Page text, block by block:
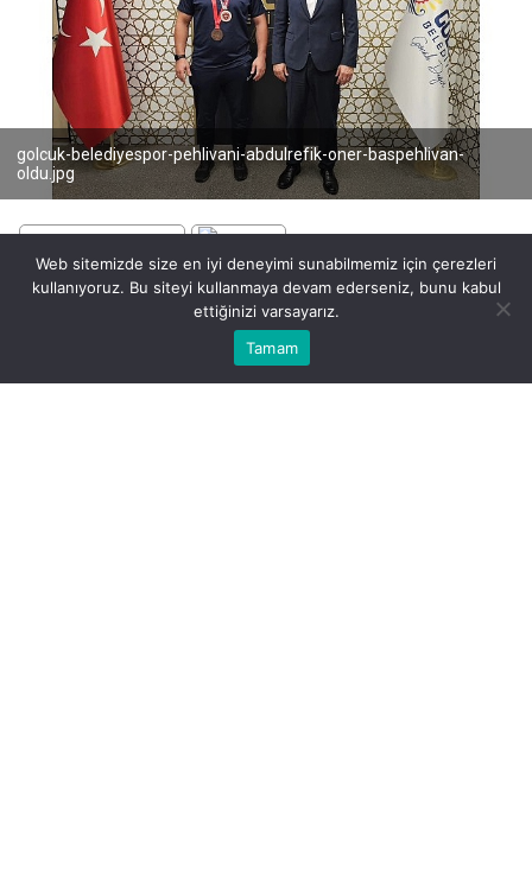
golcuk-belediyespor-pehlivani-abdulrefik-oner-baspehlivan-
oldu.jpg
PAYLAŞ
Gölcük Belediyespor pehlivanı Abdülrefik Öner,
Bu web sitesinde en iyi deneyimi yaşamanızı sağlamak için
Eczaneler
Web sitemizde size en iyi deneyimi sunabilmemiz için çerezleri
kullanıyoruz. Bu siteyi kullanmaya devam ederseniz, bunu kabul
ettiğinizi varsayarız.
Tamam